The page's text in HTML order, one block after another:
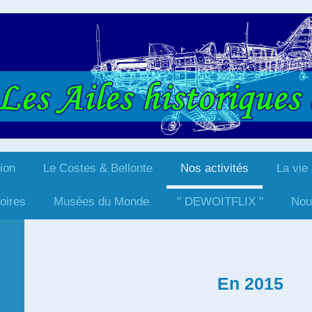
Le Costes & Bellonte Nos activités La vie
Musées du Monde " DEWOITFLIX "
du
En 2015